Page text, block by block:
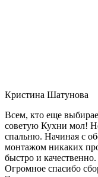
Кристина Шатунова
Всем, кто еще
советую Кухни мол!
спальню. Начиная с
монтажом никаких
быстро и
Огромное спасибо